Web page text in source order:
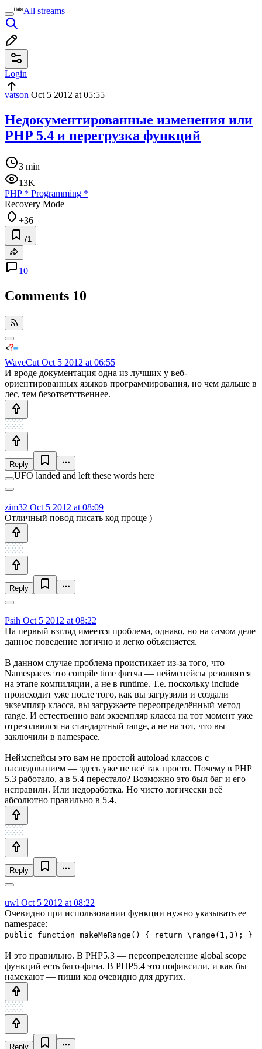
All streams
Login
vatson Oct 5 2012 at 05:55
Недокументированные изменения или
PHP 5.4 и перегрузка функций
3 min
13K
PHP* Programming *
Recovery Mode
+36
71
10
Comments 10
WaveCut Oct 5 2012 at 06:55
И вроде документация одна из лучших у веб-
ориентированных языков программирования, но чем дальше в
лес, тем безответственнее.
Reply
UFO landed and left these words here
zim32 Oct 5 2012 at 08:09
Отличный повод писать код проще )
Reply
Psih Oct 5 2012 at 08:22
На первый взгляд имеется проблема, однако, но на самом деле
данное поведение логично и легко объясняется.
В данном случае проблема проистикает из-за того, что
Namespaces это compile time фитча — неймспейсы резолвятся
на этапе компиляции, а не в runtime. Т.е. поскольку include
происходит уже после того, как вы загрузили и создали
экземпляр класса, вы загружаете переопределённый метод
range. И естественно вам экземпляр класса на тот момент уже
отрезолвился на стандартный range, а не на тот, что вы
заключили в namespace.
Неймспейсы это вам не простой autoload классов с
наследованием — здесь уже не всё так просто. Почему в PHP
5.3 работало, а в 5.4 перестало? Возможно это был баг и его
исправили. Или недоработка. Но чисто логически всё
абсолютно правильно в 5.4.
Reply
uwl Oct 5 2012 at 08:22
Очевидно при использовании функции нужно указывать ее
namespace:
public function makeMeRange() { return \range(1,3); }
И это правильно. В PHP5.3 — переопределение global scope
функций есть баго-фича. В PHP5.4 это пофиксили, и как бы
намекают — пиши код очевидно для других.
Reply